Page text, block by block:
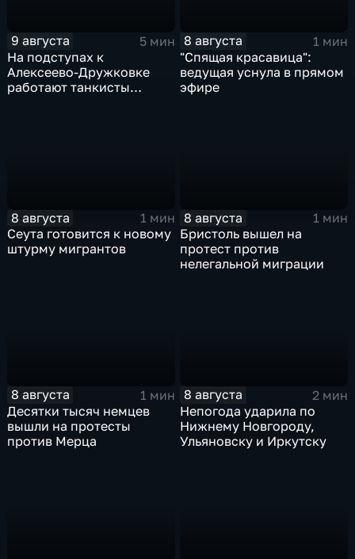
9 августа
5 мин
На подступах к
Алексеево-Дружковке
работают танкисты
8 августа
1 мин
"Спящая красавица":
ведущая уснула в прямом
эфире
8 августа
1 мин
Сеута готовится к новому
штурму мигрантов
8 августа
1 мин
Бристоль вышел на
протест против
нелегальной миграции
8 августа
1 мин
Десятки тысяч немцев
вышли на протесты
против Мерца
8 августа
2 мин
Непогода ударила по
Нижнему Новгороду,
Ульяновску и Иркутску